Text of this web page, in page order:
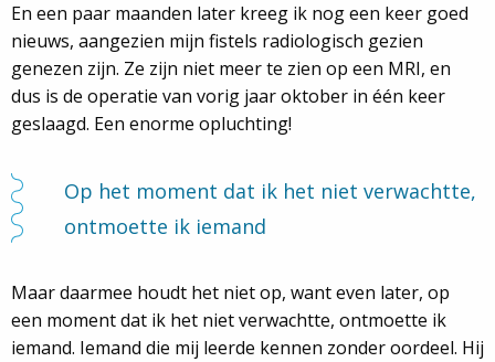
En een paar maanden later kreeg ik nog een keer goed
nieuws, aangezien mijn fistels radiologisch gezien
genezen zijn. Ze zijn niet meer te zien op een MRI, en
dus is de operatie van vorig jaar oktober in één keer
geslaagd. Een enorme opluchting!
Op het moment dat ik het niet verwachtte,
ontmoette ik iemand
Maar daarmee houdt het niet op, want even later, op
een moment dat ik het niet verwachtte, ontmoette ik
iemand. Iemand die mij leerde kennen zonder oordeel. Hij